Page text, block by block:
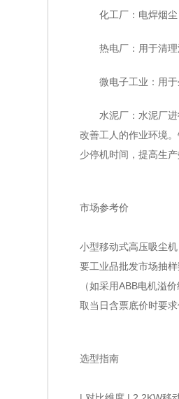
化工厂：电焊烟尘
热电厂：用于清理
微电子工业：用于
水泥厂：水泥厂进
改善工人的作业环境
少停机时间，提高生
市场参考价
小型移动式高压吸尘
要工业品批发市场抽
（如采用ABB电机溢
取当日含票底价时要
选型指南